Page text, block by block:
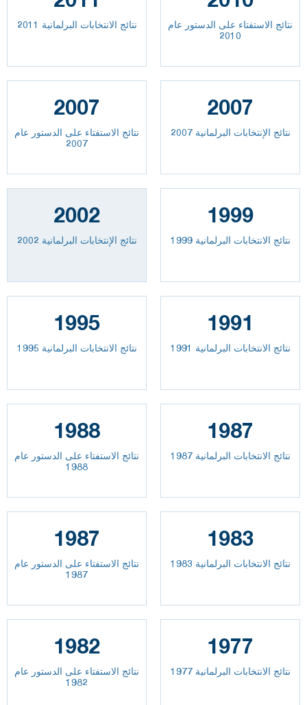
نتائج الانتخابات البرلمانية 2011
نتائج الاستفتاء على الدستور عام
2010
2007
نتائج الاستفتاء على الدستور عام
2007
2007
نتائج الإنتخابات البرلمانية 2007
2002
نتائج الإنتخابات البرلمانية 2002
1999
نتائج الانتخابات البرلمانية 1999
1995
نتائج الانتخابات البرلمانية 1995
1991
نتائج الانتخابات البرلمانية 1991
1988
نتائج الاستفتاء على الدستور عام
1988
1987
نتائج الانتخابات البرلمانية 1987
1987
نتائج الاستفتاء على الدستور عام
1987
1983
نتائج الانتخابات البرلمانية 1983
1982
نتائج الاستفتاء على الدستور عام
1982
1977
نتائج الانتخابات البرلمانية 1977